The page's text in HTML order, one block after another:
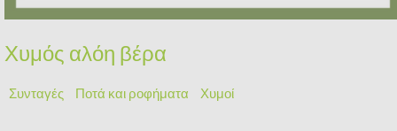
Χυμός αλόη βέρα
Συνταγές Ποτά και ροφήματα Χυμοί